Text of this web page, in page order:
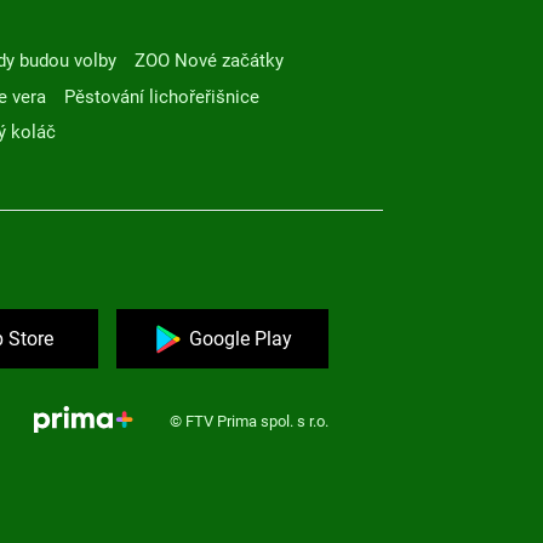
budou volby
ZOO Nové začátky
vera
Pěstování lichořeřišnice
koláč
Store Google Play
© FTV Prima spol. s r.o.